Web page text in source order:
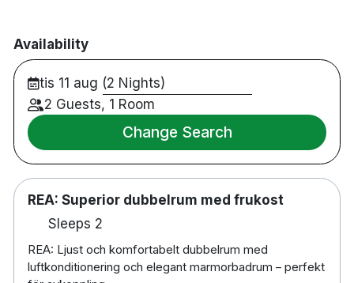
erbjuder ett brett ölsortiment samt en spännande
drinklista.
203 rum
Badrum med dusch
Gratis WiFi
TV
Värdeskåp
Skrivbord
Hårtork
Vattenkokare
Availability
tis 11 aug (2 Nights)
2 Guests, 1 Room
Change Search
REA: Superior dubbelrum med frukost
Sleeps 2
REA: Ljust och komfortabelt dubbelrum med
luftkonditionering och elegant marmorbadrum – perfekt